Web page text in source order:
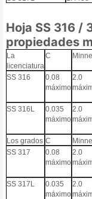
Hoja SS 316 /
propiedades
La
licenciatura
C
SS 316
0.08
máximo
2.0
SS 316L
0.035
máximo
2.0
Los grados C
SS 317
0.08
máximo
2.0
SS 317L
0.035
máximo
2.0